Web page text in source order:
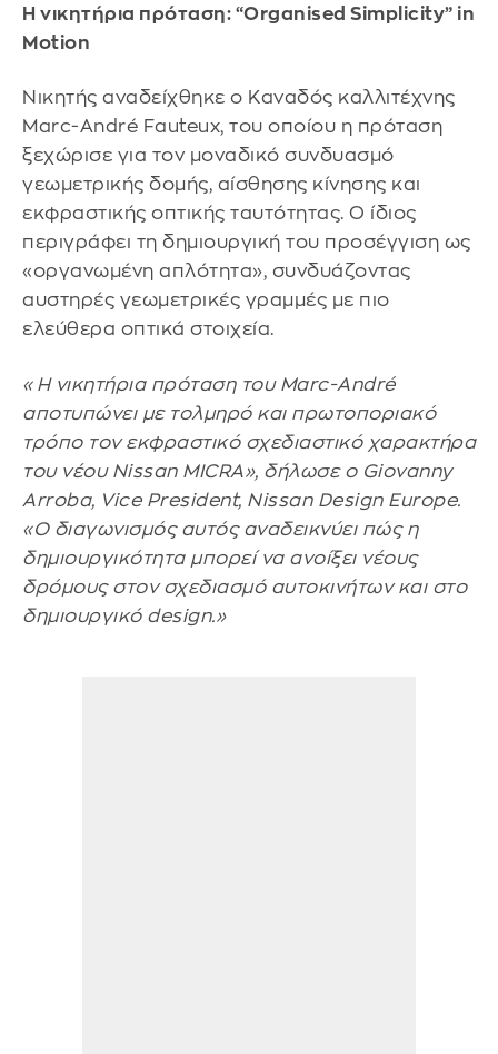
Η νικητήρια πρόταση: “Organised Simplicity” in
Motion
Νικητής αναδείχθηκε ο Καναδός καλλιτέχνης
Marc-André Fauteux, του οποίου η πρόταση
ξεχώρισε για τον μοναδικό συνδυασμό
γεωμετρικής δομής, αίσθησης κίνησης και
εκφραστικής οπτικής ταυτότητας. Ο ίδιος
περιγράφει τη δημιουργική του προσέγγιση ως
«οργανωμένη απλότητα», συνδυάζοντας
αυστηρές γεωμετρικές γραμμές με πιο
ελεύθερα οπτικά στοιχεία.
«Η νικητήρια πρόταση του Marc-André
αποτυπώνει με τολμηρό και πρωτοποριακό
τρόπο τον εκφραστικό σχεδιαστικό χαρακτήρα
του νέου Nissan MICRA», δήλωσε ο Giovanny
Arroba, Vice President, Nissan Design Europe.
«Ο διαγωνισμός αυτός αναδεικνύει πώς η
δημιουργικότητα μπορεί να ανοίξει νέους
δρόμους στον σχεδιασμό αυτοκινήτων και στο
δημιουργικό design.»